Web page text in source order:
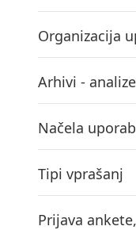
Organizacija
Arhivi - analize
Načela
Tipi vprašanj
Prijava